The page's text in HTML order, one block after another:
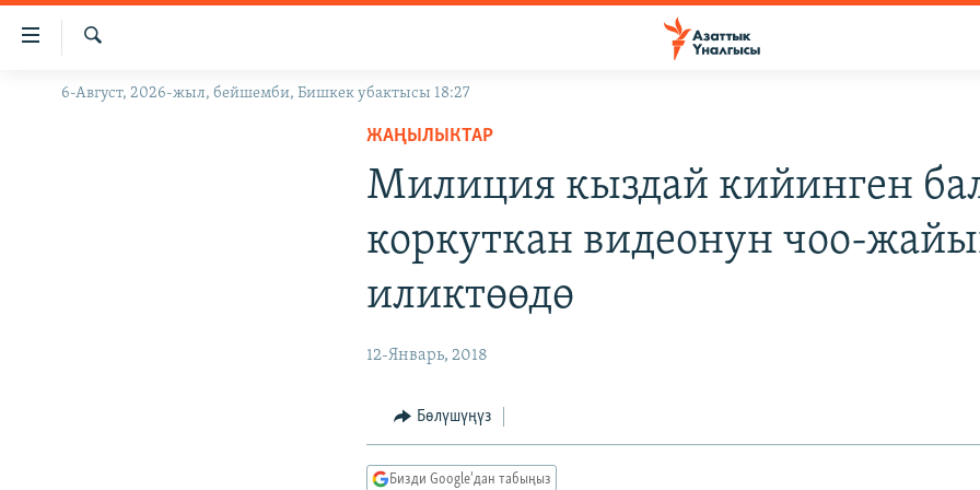
Линктер
Мазмунга
Навигацияга
ЖАҢЫЛЫКТАР
Издөө
6-Август, 2026-жыл, бейшемби, Бишкек убактысы 18:27
ЖАҢЫЛЫКТАР
Милиция кыздай кийинген
коркуткан видеонун чоо-
иликтөөдө
12-Январь, 2018
Бөлүшүңүз
Бизди Google'дан табыңыз